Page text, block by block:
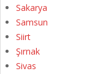
Sakarya
Samsun
Siirt
Şırnak
Sivas